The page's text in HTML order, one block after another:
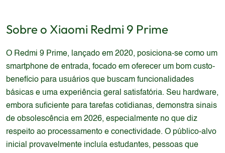
Sobre o Xiaomi Redmi 9 Prime
O Redmi 9 Prime, lançado em 2020, posiciona-se como um
smartphone de entrada, focado em oferecer um bom custo-
benefício para usuários que buscam funcionalidades
básicas e uma experiência geral satisfatória. Seu hardware,
embora suficiente para tarefas cotidianas, demonstra sinais
de obsolescência em 2026, especialmente no que diz
respeito ao processamento e conectividade. O público-alvo
inicial provavelmente incluía estudantes, pessoas que